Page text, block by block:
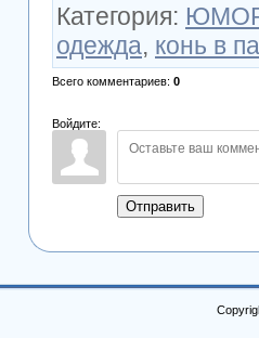
Категория:
одежда, конь в
Всего комментариев: 0
Войдите:
Отправить